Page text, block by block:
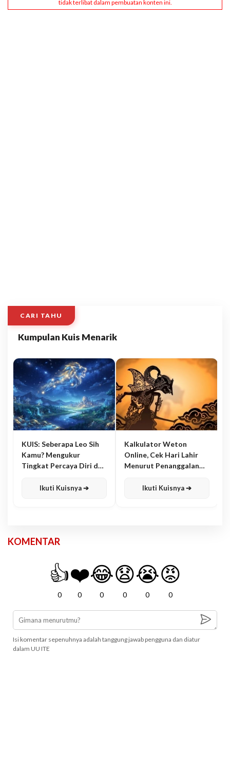
CARI TAHU
Kumpulan Kuis Menarik
KUIS: Seberapa Leo Sih
Kamu? Mengukur
Tingkat Percaya Diri dan
Ikuti Kuisnya ➔
Kalkulator Weton
Online, Cek Hari Lahir
Menurut Penanggalan
Ikuti Kuisnya ➔
KOMENTAR
👍
0
❤️
0
😂
0
😧
0
😭
0
😡
0
Isi komentar sepenuhnya adalah tanggung jawab pengguna dan diatur
dalam UU ITE